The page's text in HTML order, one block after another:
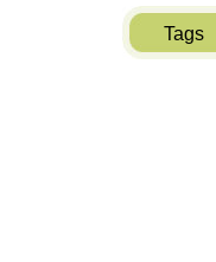
Tags